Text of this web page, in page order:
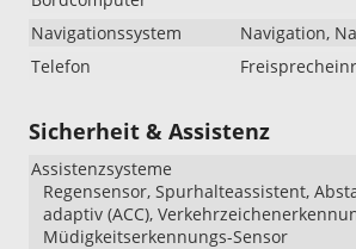
Navigationssystem
Navigation,
Telefon
Sicherheit & Assistenz
Assistenzsysteme
Regensensor, Spurhalteassistent,
adaptiv (ACC),
Müdigkeitserkennungs-Sensor